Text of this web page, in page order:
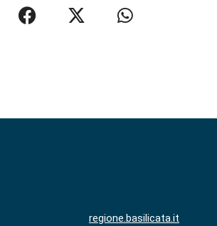
regione.basilicata.it